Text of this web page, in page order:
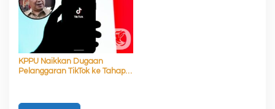
KPPU Naikkan Dugaan
Pelanggaran TikTok ke Tahap